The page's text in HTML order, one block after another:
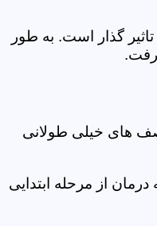
گذار است. به طور
های خیلی طولانی
از مرحله ابتدایی